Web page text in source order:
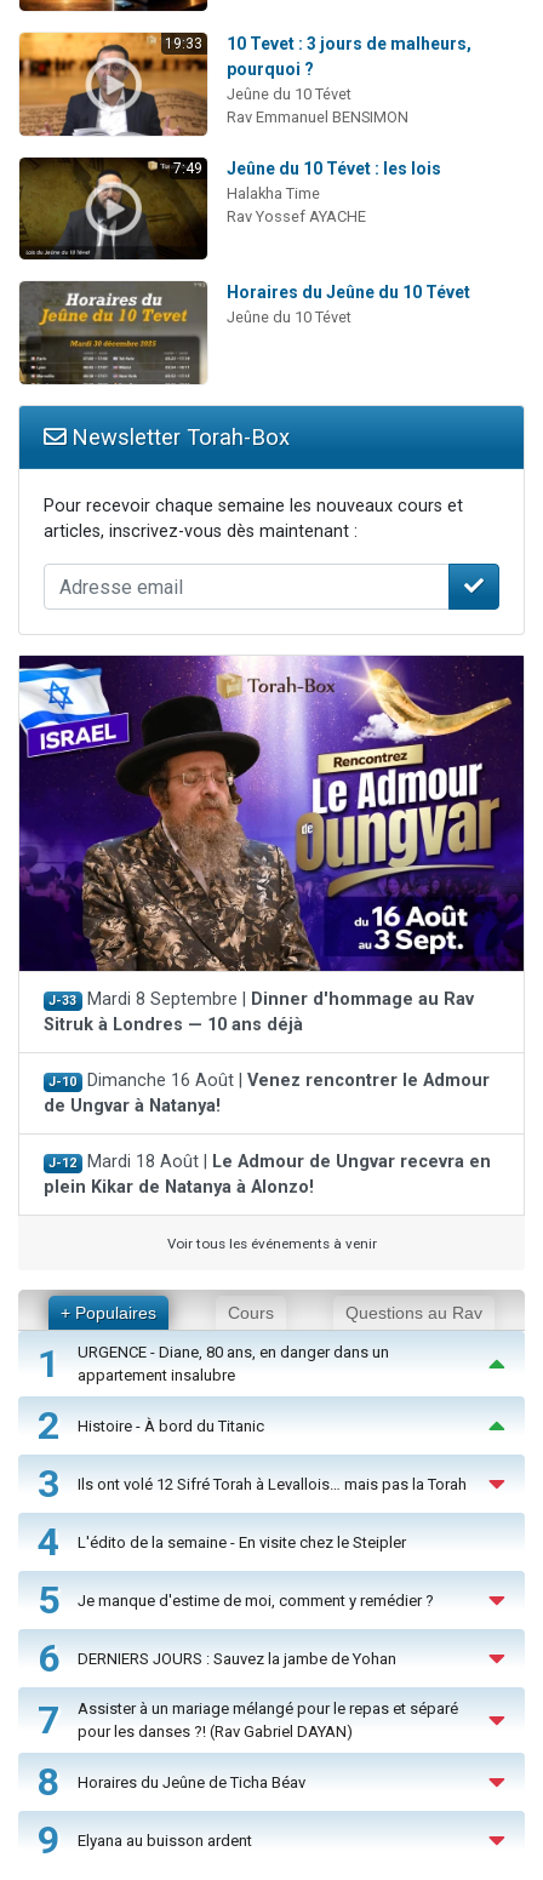
19:33
10 Tevet : 3 jours de malheurs,
pourquoi ?
Jeûne du 10 Tévet
Rav Emmanuel BENSIMON
7:49 Jeûne du 10 Tévet : les lois
Halakha Time
Rav Yossef AYACHE
Horaires du Jeûne du 10 Tévet
Jeûne du 10 Tévet
Newsletter Torah-Box
Pour recevoir chaque semaine les nouveaux cours et
articles, inscrivez-vous dès maintenant :
J-33 Mardi 8 Septembre |
Dinner d'hommage au Rav
Sitruk à Londres — 10 ans déjà
J-10 Dimanche 16 Août | Venez rencontrer le Admour
de Ungvar à Natanya!
J-12 Mardi 18 Août |
Le Admour de Ungvar recevra en
plein Kikar de Natanya à Alonzo!
Voir tous les événements à venir
+ Populaires Cours Questions au Rav
1
URGENCE - Diane, 80 ans, en danger dans un
appartement insalubre
2 Histoire - À bord du Titanic
3 Ils ont volé 12 Sifré Torah à Levallois… mais pas la Torah
4 L'édito de la semaine - En visite chez le Steipler
5 Je manque d'estime de moi, comment y remédier ?
6 DERNIERS JOURS : Sauvez la jambe de Yohan
7
Assister à un mariage mélangé pour le repas et séparé
pour les danses ?! (Rav Gabriel DAYAN)
8 Horaires du Jeûne de Ticha Béav
9 Elyana au buisson ardent